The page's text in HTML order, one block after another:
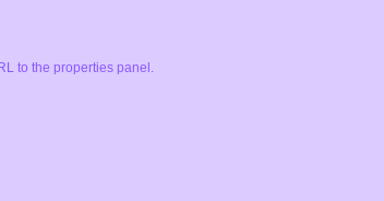
to the properties panel.